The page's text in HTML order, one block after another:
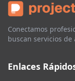
Conectamos
buscan servicios
Enlaces